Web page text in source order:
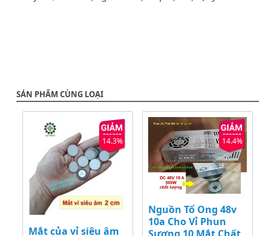
SẢN PHẨM CÙNG LOẠI
14.3%
Mắt của vỉ siêu âm
14.4%
Nguồn Tổ Ong 48v
10a Cho Vỉ Phun